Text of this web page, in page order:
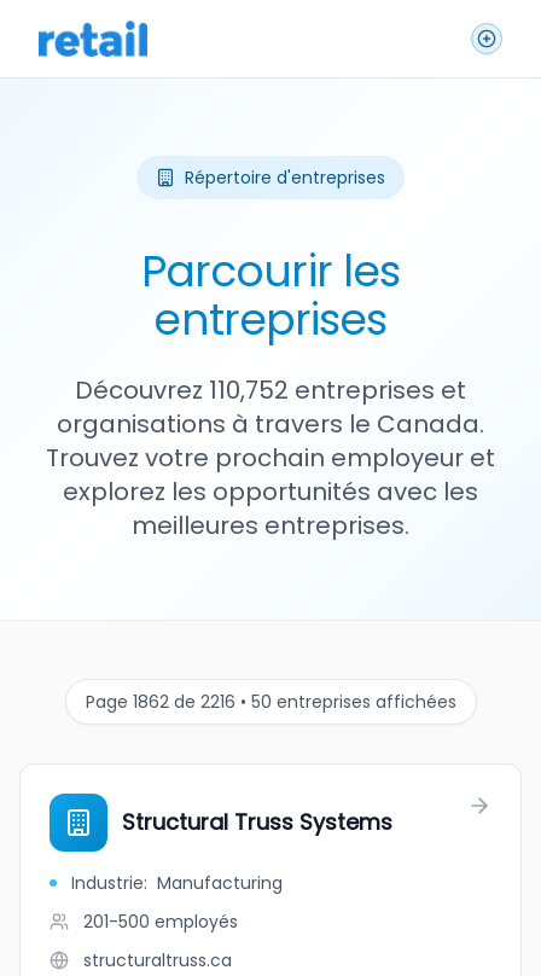
Répertoire d'entreprises
Parcourir les
entreprises
Découvrez 110,752 entreprises et
organisations à travers le Canada.
Trouvez votre prochain employeur et
explorez les opportunités avec les
meilleures entreprises.
Page 1862 de 2216 • 50 entreprises affichées
Structural Truss Systems
Industrie: Manufacturing
201-500 employés
structuraltruss.ca